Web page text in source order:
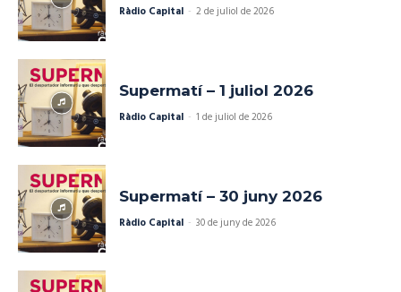
Ràdio Capital - 2 de juliol de 2026
Supermatí – 1 juliol 2026
Ràdio Capital - 1 de juliol de 2026
Supermatí – 30 juny 2026
Ràdio Capital - 30 de juny de 2026